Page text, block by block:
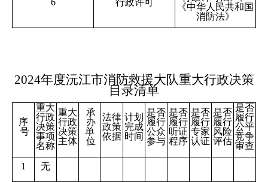
6 行政许可
《中华人民共和国
消防法》
2024年度沅江市消防救援大队重大行政决策
目录清单
序
号
重大
行政
决策
事项
名称
重大
行政
决策
主体
承
办
单
位
法律
政策
依据
计划
完成
时间
是否
履行
公众
参与
是否
履行
听证
程序
是否
履行
专家
认证
是否
履行
风险
评估
是否
履行
公平
竞争
审查
1
无